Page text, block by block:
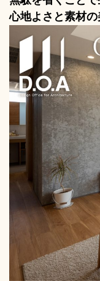
心地よさと素材